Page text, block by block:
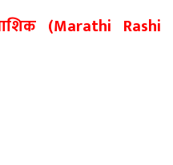
(Marathi Rashi